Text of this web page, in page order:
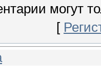
могут
[